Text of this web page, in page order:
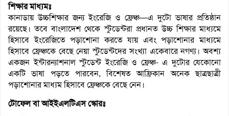
শিক্ষার মাধ্যমঃ
কানাডায় উচ্চশিক্ষার জন্য ইংরেজি ও ফ্রেঞ্চ—এ দুটো ভাষার প্রতিষ্ঠান
রয়েছে। তবে বাংলাদেশ থেকে স্টুডেন্টরা প্রধানত উচ্চ শিক্ষার মাধ্যমে
হিসাবে ইংরেজিতে পড়াশোনা করতে যায় এবং পড়াশোনার মাধ্যমে
হিসাবে ফ্রেঞ্চকে বেছে নেয়া স্টুডেন্টদের সংখ্যা একেবারে নগণ্য। অবশ্য
একজন ইন্টারন্যাশনাল স্টুডেন্ট ইংরেজি ও ফ্রেঞ্চ- এ দুটোর যেকোনো
একটি ভাষা পড়তে পারবেন, বিশেষত আফ্রিকান অনেক ছাত্রছাত্রী
পড়াশোনার মাধ্যম হিসাবে ফ্রেঞ্চকে বেছে নেন।
টোফেল বা আইইএলটিএস স্কোরঃ